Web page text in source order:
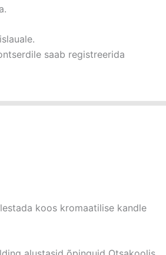
saab registreerida
koos kromaatilise kandle